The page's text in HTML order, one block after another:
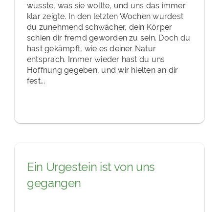
wusste, was sie wollte, und uns das immer
klar zeigte. In den letzten Wochen wurdest
du zunehmend schwächer, dein Körper
schien dir fremd geworden zu sein. Doch du
hast gekämpft, wie es deiner Natur
entsprach. Immer wieder hast du uns
Hoffnung gegeben, und wir hielten an dir
fest...
Ein Urgestein ist von uns
gegangen